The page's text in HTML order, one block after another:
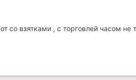
со взятками , с торговлей часом